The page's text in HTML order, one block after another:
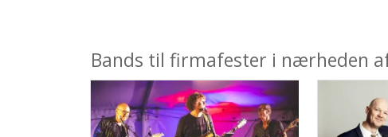
Bands til firmafester i nærheden